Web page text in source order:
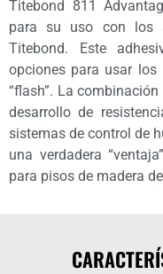
Titebond 811
para su uso con los
Titebond. Este
opciones para usar los
“flash”. La
desarrollo de
sistemas de control de
una verdadera
para pisos de madera